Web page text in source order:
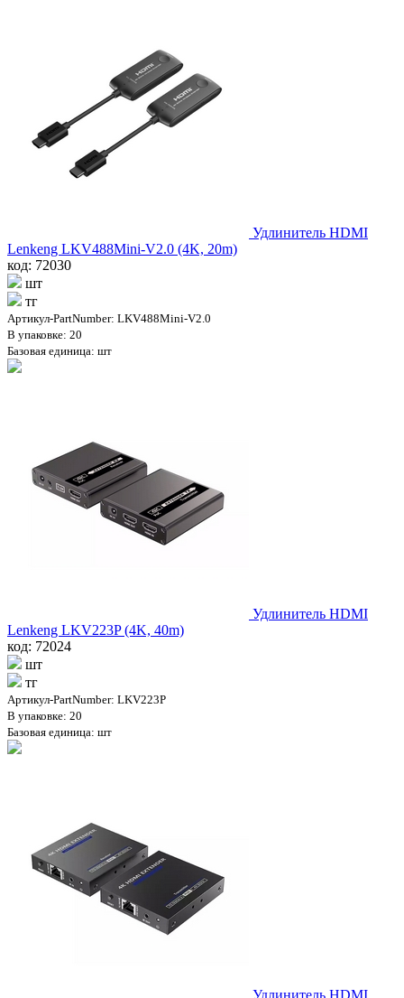
Удлинитель HDMI
Lenkeng LKV488Mini-V2.0 (4K, 20m)
код: 72030
шт
тг
Артикул-PartNumber: LKV488Mini-V2.0
В упаковке: 20
Базовая единица: шт
Удлинитель HDMI
Lenkeng LKV223P (4K, 40m)
код: 72024
шт
тг
Артикул-PartNumber: LKV223P
В упаковке: 20
Базовая единица: шт
Удлинитель HDMI